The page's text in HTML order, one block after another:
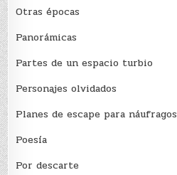
Otras épocas
Panorámicas
Partes de un espacio turbio
Personajes olvidados
Planes de escape para náufragos
Poesía
Por descarte